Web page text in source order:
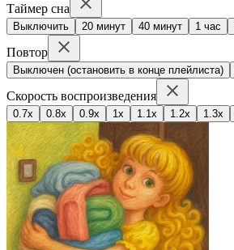
Таймер сна
Выключить 20 минут 40 минут 1 час
Повтор
Выключен (остановить в конце плейлиста)
Скорость воспроизведения
0.7x 0.8x 0.9x 1x 1.1x 1.2x 1.3x